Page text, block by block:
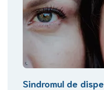
Sindromul de